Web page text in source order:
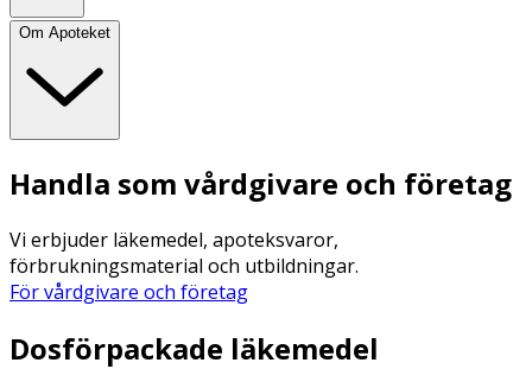
Om Apoteket
Handla som vårdgivare och företag
Vi erbjuder läkemedel, apoteksvaror,
förbrukningsmaterial och utbildningar.
För vårdgivare och företag
Dosförpackade läkemedel